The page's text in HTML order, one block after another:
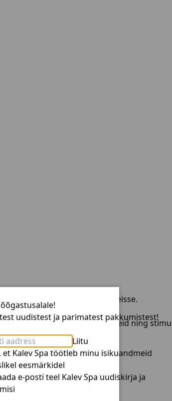
viia end rahu oaasi kütkeisse.
siluvat tehnikat.
aitavad lõdvestada liigeseid ning
uudistest ja parimatest pakkumistest!
Liitu
et Kalev Spa töötleb minu isikuandmeid
eesmärkidel
e-posti teel Kalev Spa uudiskirja ja